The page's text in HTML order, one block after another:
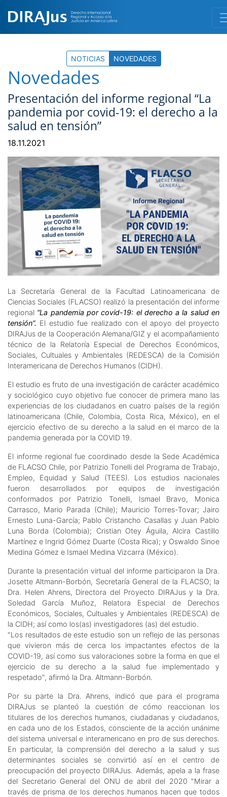
NOTICIAS NOVEDADES
Novedades
Presentación del informe regional “La
pandemia por covid-19: el derecho a la
salud en tensión”
18.11.2021
La Secretaría General de la Facultad Latinoamericana de
Ciencias Sociales (FLACSO) realizó la presentación del informe
regional “La pandemia por covid-19: el derecho a la salud en
tensión”. El estudio fue realizado con el apoyo del proyecto
DIRAJus de la Cooperación Alemana/GIZ y el acompañamiento
técnico de la Relatoría Especial de Derechos Económicos,
Sociales, Cultuales y Ambientales (REDESCA) de la Comisión
Interamericana de Derechos Humanos (CIDH).
El estudio es fruto de una investigación de carácter académico
y sociológico cuyo objetivo fue conocer de primera mano las
experiencias de los ciudadanos en cuatro países de la región
latinoamericana (Chile, Colombia, Costa Rica, México), en el
ejercicio efectivo de su derecho a la salud en el marco de la
pandemia generada por la COVID 19.
El informe regional fue coordinado desde la Sede Académica
de FLACSO Chile, por Patrizio Tonelli del Programa de Trabajo,
Empleo, Equidad y Salud (TEES). Los estudios nacionales
fueron desarrollados por equipos de investigación
conformados por Patrizio Tonelli, Ismael Bravo, Monica
Carrasco, Mario Parada (Chile); Mauricio Torres-Tovar; Jairo
Ernesto Luna-García; Pablo Cristancho Casallas y Juan Pablo
Luna Borda (Colombia); Cristian Otey Águila, Alcira Castillo
Martínez e Ingrid Gómez Duarte (Costa Rica); y Oswaldo Sinoe
Medina Gómez e Ismael Medina Vizcarra (México).
Durante la presentación virtual del informe participaron la Dra.
Josette Altmann-Borbón, Secretaría General de la FLACSO; la
Dra. Helen Ahrens, Directora del Proyecto DIRAJus y la Dra.
Soledad García Muñoz, Relatora Especial de Derechos
Económicos, Sociales, Cultuales y Ambientales (REDESCA) de
la CIDH; así como los(as) investigadores (as) del estudio.
"Los resultados de este estudio son un reflejo de las personas
que vivieron más de cerca los impactantes efectos de la
COVID-19, así como sus valoraciones sobre la forma en que el
ejercicio de su derecho a la salud fue implementado y
respetado", afirmó la Dra. Altmann-Borbón.
Por su parte la Dra. Ahrens, indicó que para el programa
DIRAJus se planteó la cuestión de cómo reaccionan los
titulares de los derechos humanos, ciudadanas y ciudadanos,
en cada uno de los Estados, consciente de la acción unánime
del sistema universal e interamericano en pro de sus derechos.
En particular, la comprensión del derecho a la salud y sus
determinantes sociales se convirtió así en el centro de
preocupación del proyecto DIRAJus. Además, apela a la frase
del Secretario General del ONU de abril del 2020 "Mirar a
través de prisma de los derechos humanos hacen que todos